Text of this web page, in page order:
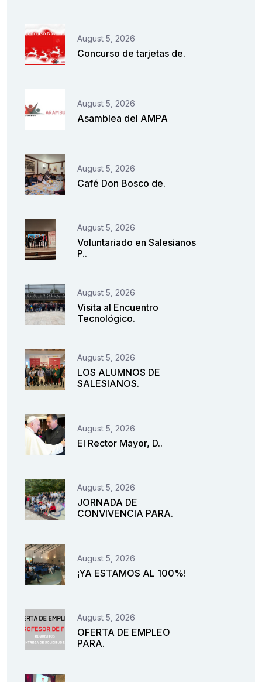
August 5, 2026
Concurso de tarjetas de.
August 5, 2026
Asamblea del AMPA
August 5, 2026
Café Don Bosco de.
August 5, 2026
Voluntariado en Salesianos
P..
August 5, 2026
Visita al Encuentro
Tecnológico.
August 5, 2026
LOS ALUMNOS DE
SALESIANOS.
August 5, 2026
El Rector Mayor, D..
August 5, 2026
JORNADA DE
CONVIVENCIA PARA.
August 5, 2026
¡YA ESTAMOS AL 100%!
August 5, 2026
OFERTA DE EMPLEO
PARA.